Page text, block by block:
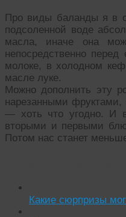
Про виды баланды я в
подсоленной воде
масла, иначе она
непосредственно
молоке, в холодном
масле луке.
Можно дополнить эту
нарезанными фруктами,
— хоть что угодно. И
вторыми и первыми
Потом нас станет
Какие сюрпризы